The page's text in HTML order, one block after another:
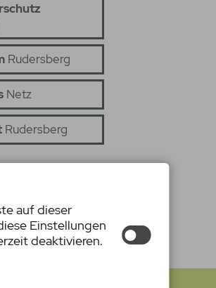
Rudersberg
Netz
Rudersberg
auf dieser
Einstellungen
deaktivieren.